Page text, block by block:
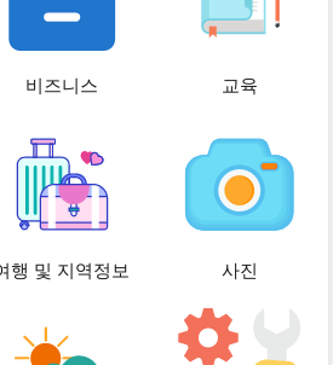
비즈니스 교육
행 및 지역정보 사진